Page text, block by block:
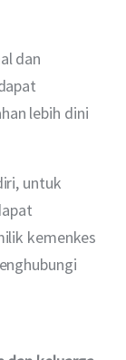
dan
lebih dini
untuk
kemenkes